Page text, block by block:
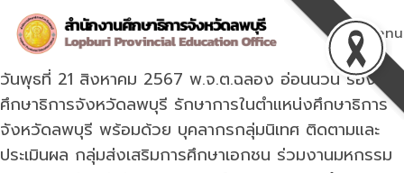
content
Menu
วันพุธที่ 21 สิงหาคม 2567 พ.จ.ต.ฉลอง อ่อนนวน รอง
ศึกษาธิการจังหวัดลพบุรี รักษาการในตำแหน่งศึกษาธิการ
จังหวัดลพบุรี พร้อมด้วย บุคลากรกลุ่มนิเทศ ติดตามและ
ประเมินผล กลุ่มส่งเสริมการศึกษาเอกชน ร่วมงานมหกรรม